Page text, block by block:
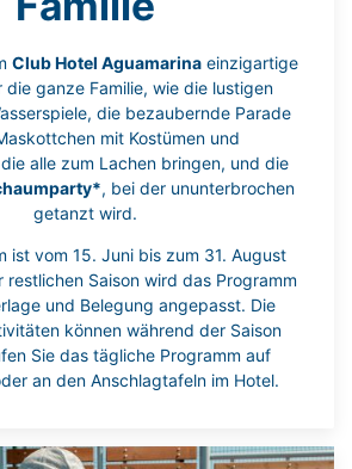
Club Hotel Aguamarinaeinzigartige
die ganze Familie, wie die lustigen
die bezaubernde Parade
mit Kostümen und
alle zum Lachen bringen, und die
, bei der ununterbrochen
getanzt wird.
ist vom 15. Juni bis zum 31. August
Saison wird das Programm
und Belegung angepasst. Die
können während der Saison
Sie das tägliche Programm auf
an den Anschlagtafeln im Hotel.